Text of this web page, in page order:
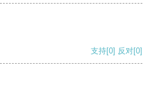
支持[0] 反对[0]